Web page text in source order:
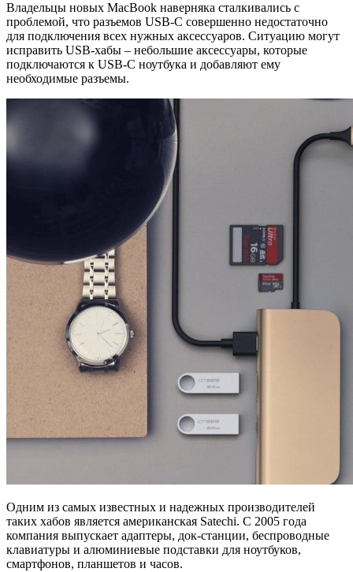
Владельцы новых MacBook наверняка сталкивались с
проблемой, что разъемов USB-C совершенно недостаточно
для подключения всех нужных аксессуаров. Ситуацию могут
исправить USB-хабы – небольшие аксессуары, которые
подключаются к USB-C ноутбука и добавляют ему
необходимые разъемы.
Одним из самых известных и надежных производителей
таких хабов является американская Satechi. С 2005 года
компания выпускает адаптеры, док-станции, беспроводные
клавиатуры и алюминиевые подставки для ноутбуков,
смартфонов, планшетов и часов.